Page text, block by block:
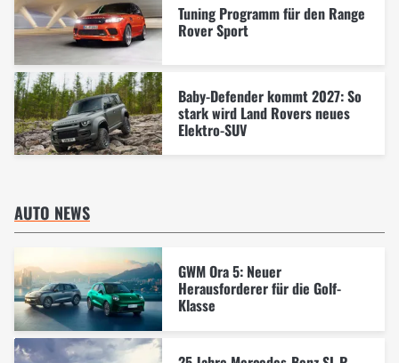
Tuning Programm für den Range
Rover Sport
Baby-Defender kommt 2027: So
stark wird Land Rovers neues
Elektro-SUV
AUTO NEWS
GWM Ora 5: Neuer
Herausforderer für die Golf-
Klasse